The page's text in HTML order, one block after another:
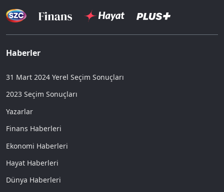
Haberler
31 Mart 2024 Yerel Seçim Sonuçları
2023 Seçim Sonuçları
Yazarlar
Finans Haberleri
Ekonomi Haberleri
Hayat Haberleri
Dünya Haberleri